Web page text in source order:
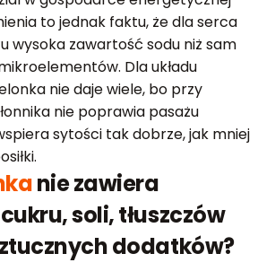
to jednak faktu, że dla serca
wysoka zawartość sodu niż sam
Dla układu
nie daje wiele, bo przy
nie poprawia pasażu
sytości tak dobrze, jak mniej
nie zawiera
soli, tłuszczów
dodatków?